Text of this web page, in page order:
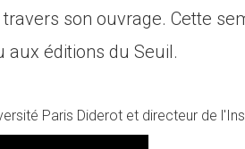
son ouvrage. Cette
aux éditions du Seuil.
Paris Diderot et directeur de